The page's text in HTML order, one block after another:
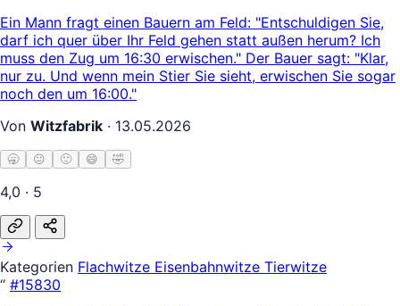
Ein Mann fragt einen Bauern am Feld: "Entschuldigen Sie,
darf ich quer über Ihr Feld gehen statt außen herum? Ich
muss den Zug um 16:30 erwischen." Der Bauer sagt: "Klar,
nur zu. Und wenn mein Stier Sie sieht, erwischen Sie sogar
noch den um 16:00."
Von Witzfabrik · 13.05.2026
🥱 😐 🙂 😄 🤣
4,0 · 5
Kategorien Flachwitze Eisenbahnwitze Tierwitze
“ #15830